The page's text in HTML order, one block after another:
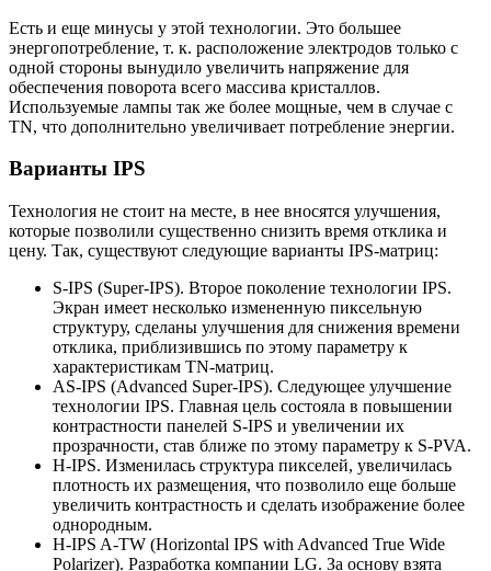
Есть и еще минусы у этой технологии. Это большее
энергопотребление, т. к. расположение электродов только с
одной стороны вынудило увеличить напряжение для
обеспечения поворота всего массива кристаллов.
Используемые лампы так же более мощные, чем в случае с
TN, что дополнительно увеличивает потребление энергии.
Варианты IPS
Технология не стоит на месте, в нее вносятся улучшения,
которые позволили существенно снизить время отклика и
цену. Так, существуют следующие варианты IPS-матриц:
S-IPS (Super-IPS). Второе поколение технологии IPS.
Экран имеет несколько измененную пиксельную
структуру, сделаны улучшения для снижения времени
отклика, приблизившись по этому параметру к
характеристикам TN-матриц.
AS-IPS (Advanced Super-IPS). Следующее улучшение
технологии IPS. Главная цель состояла в повышении
контрастности панелей S-IPS и увеличении их
прозрачности, став ближе по этому параметру к S-PVA.
H-IPS. Изменилась структура пикселей, увеличилась
плотность их размещения, что позволило еще больше
увеличить контрастность и сделать изображение более
однородным.
H-IPS A-TW (Horizontal IPS with Advanced True Wide
Polarizer). Разработка компании LG. За основу взята